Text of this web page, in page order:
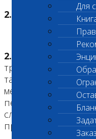
Для
2.2.3.
Пациенты,
2.3.
При
требующих
также при
мероприятиях,
персонал Центра,
случае очередной